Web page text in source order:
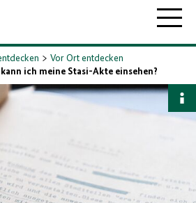
Vor Ort entdecken
ich meine Stasi-Akte einsehen?